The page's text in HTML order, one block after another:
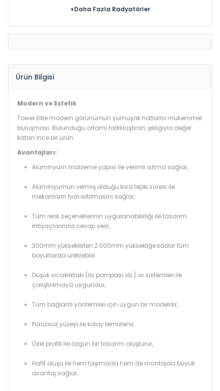
+Daha Fazla Radyatörler
Ürün Bilgisi
Modern ve Estetik
Tower Elite modern görünümün yumuşak hatlarla mükemmel
buluşması. Bulunduğu ortamı farklılaştıran, şıklığıyla değer
katan ince bir ürün.
Avantajları:
Alüminyum malzeme yapısı ile verimli ısıtma sağlar,
Alüminyumun vermiş olduğu kısa tepki süresi ile
mekanların hızlı ısıtılmasını sağlar,
Tüm renk seçeneklerinin uygulanabilirliği ile tasarım
ihtiyaçlarınıza cevap verir,
300mm yükseklikten 2.000mm yüksekliğe kadar tüm
boyutlarda üretilebilir.
Düşük sıcaklıktaki (Isı pompası vb.) ısı sistemleri ile
çalıştırılmaya uygundur,
Tüm bağlantı yöntemleri için uygun bir modeldir,
Pürüzsüz yüzeyi ile kolay temizlenir,
Özel profili ile özgün bir tasarım oluşturur,
Hafif oluşu ile hem taşımada hem de montajda büyük
avantaj sağlar,